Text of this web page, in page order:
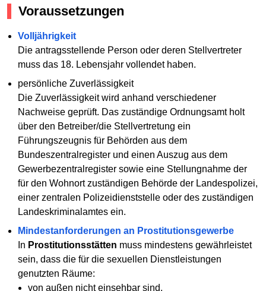
Voraussetzungen
Volljährigkeit
Die antragsstellende Person oder deren Stellvertreter
muss das 18. Lebensjahr vollendet haben.
persönliche Zuverlässigkeit
Die Zuverlässigkeit wird anhand verschiedener
Nachweise geprüft. Das zuständige Ordnungsamt holt
über den Betreiber/die Stellvertretung ein
Führungszeugnis für Behörden aus dem
Bundeszentralregister und einen Auszug aus dem
Gewerbezentralregister sowie eine Stellungnahme der
für den Wohnort zuständigen Behörde der Landespolizei,
einer zentralen Polizeidienststelle oder des zuständigen
Landeskriminalamtes ein.
Mindestanforderungen an Prostitutionsgewerbe
In Prostitutionsstätten muss mindestens gewährleistet
sein, dass die für die sexuellen Dienstleistungen
genutzten Räume:
von außen nicht einsehbar sind,